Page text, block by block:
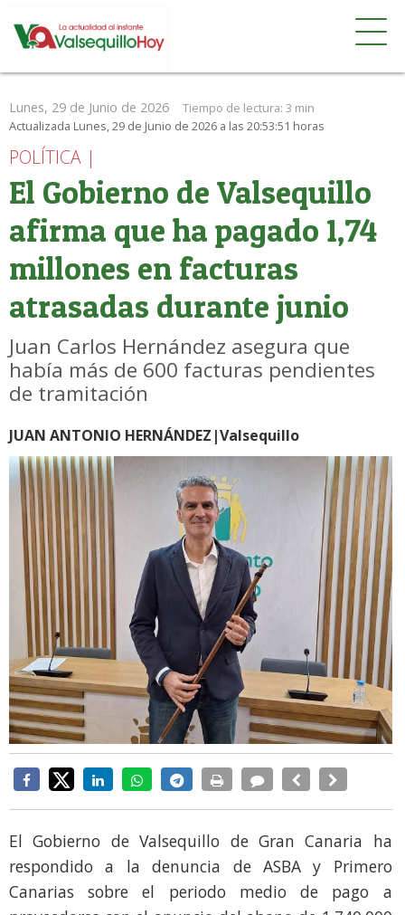
Lunes, 29 de Junio de 2026 Tiempo de lectura: 3 min
Actualizada Lunes, 29 de Junio de 2026 a las 20:53:51 horas
POLÍTICA |
El Gobierno de Valsequillo
afirma que ha pagado 1,74
millones en facturas
atrasadas durante junio
Juan Carlos Hernández asegura que
había más de 600 facturas pendientes
de tramitación
JUAN ANTONIO HERNÁNDEZ|Valsequillo
El Gobierno de Valsequillo de Gran Canaria ha
respondido a la denuncia de ASBA y Primero
Canarias sobre el periodo medio de pago a